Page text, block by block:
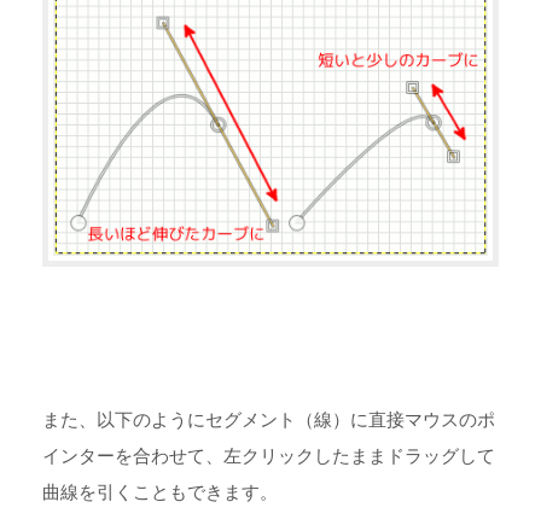
また、以下のようにセグメント（線）に直接マウスのポ
インターを合わせて、左クリックしたままドラッグして
曲線を引くこともできます。